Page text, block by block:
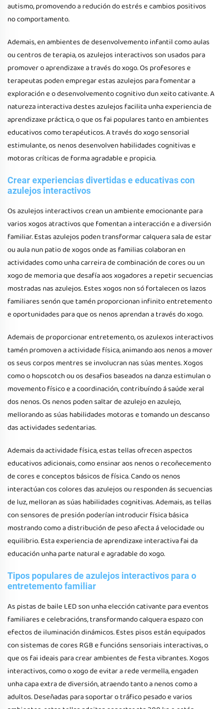
autismo, promovendo a redución do estrés e cambios positivos
no comportamento.
Ademais, en ambientes de desenvolvemento infantil como aulas
ou centros de terapia, os azulejos interactivos son usados para
promover o aprendizaxe a través do xogo. Os profesores e
terapeutas poden empregar estas azulejos para fomentar a
exploración e o desenvolvemento cognitivo dun xeito cativante. A
natureza interactiva destes azulejos facilita unha experiencia de
aprendizaxe práctica, o que os fai populares tanto en ambientes
educativos como terapéuticos. A través do xogo sensorial
estimulante, os nenos desenvolven habilidades cognitivas e
motoras críticas de forma agradable e propicia.
Crear experiencias divertidas e educativas con
azulejos interactivos
Os azulejos interactivos crean un ambiente emocionante para
varios xogos atractivos que fomentan a interacción e a diversión
familiar. Estas azulejos poden transformar calquera sala de estar
ou aula nun patio de xogos onde as familias colaboran en
actividades como unha carreira de combinación de cores ou un
xogo de memoria que desafía aos xogadores a repetir secuencias
mostradas nas azulejos. Estes xogos non só fortalecen os lazos
familiares senón que tamén proporcionan infinito entretemento
e oportunidades para que os nenos aprendan a través do xogo.
Ademais de proporcionar entretemento, os azulexos interactivos
tamén promoven a actividade física, animando aos nenos a mover
os seus corpos mentres se involucran nas súas mentes. Xogos
como o hopscotch ou os desafios baseados na danza estimulan o
movemento físico e a coordinación, contribuíndo á saúde xeral
dos nenos. Os nenos poden saltar de azulejo en azulejo,
mellorando as súas habilidades motoras e tomando un descanso
das actividades sedentarias.
Ademais da actividade física, estas tellas ofrecen aspectos
educativos adicionais, como ensinar aos nenos o recoñecemento
de cores e conceptos básicos de física. Cando os nenos
interactúan cos colores das azulejos ou responden ás secuencias
de luz, melloran as súas habilidades cognitivas. Ademais, as tellas
con sensores de presión poderían introducir física básica
mostrando como a distribución de peso afecta á velocidade ou
equilibrio. Esta experiencia de aprendizaxe interactiva fai da
educación unha parte natural e agradable do xogo.
Tipos populares de azulejos interactivos para o
entretemento familiar
As pistas de baile LED son unha elección cativante para eventos
familiares e celebracións, transformando calquera espazo con
efectos de iluminación dinámicos. Estes pisos están equipados
con sistemas de cores RGB e funcións sensoriais interactivas, o
que os fai ideais para crear ambientes de festa vibrantes. Xogos
interactivos, como o xogo de evitar a rede vermella, engaden
unha capa extra de diversión, atraendo tanto a nenos como a
adultos. Deseñadas para soportar o tráfico pesado e varios